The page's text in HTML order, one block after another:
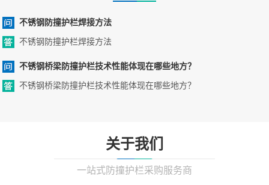
不锈钢防撞护栏焊接方法
不锈钢防撞护栏焊接方法
不锈钢桥梁防撞护栏技术性能体现在哪些地方？
不锈钢桥梁防撞护栏技术性能体现在哪些地方？
关于我们
一站式防撞护栏采购服务商